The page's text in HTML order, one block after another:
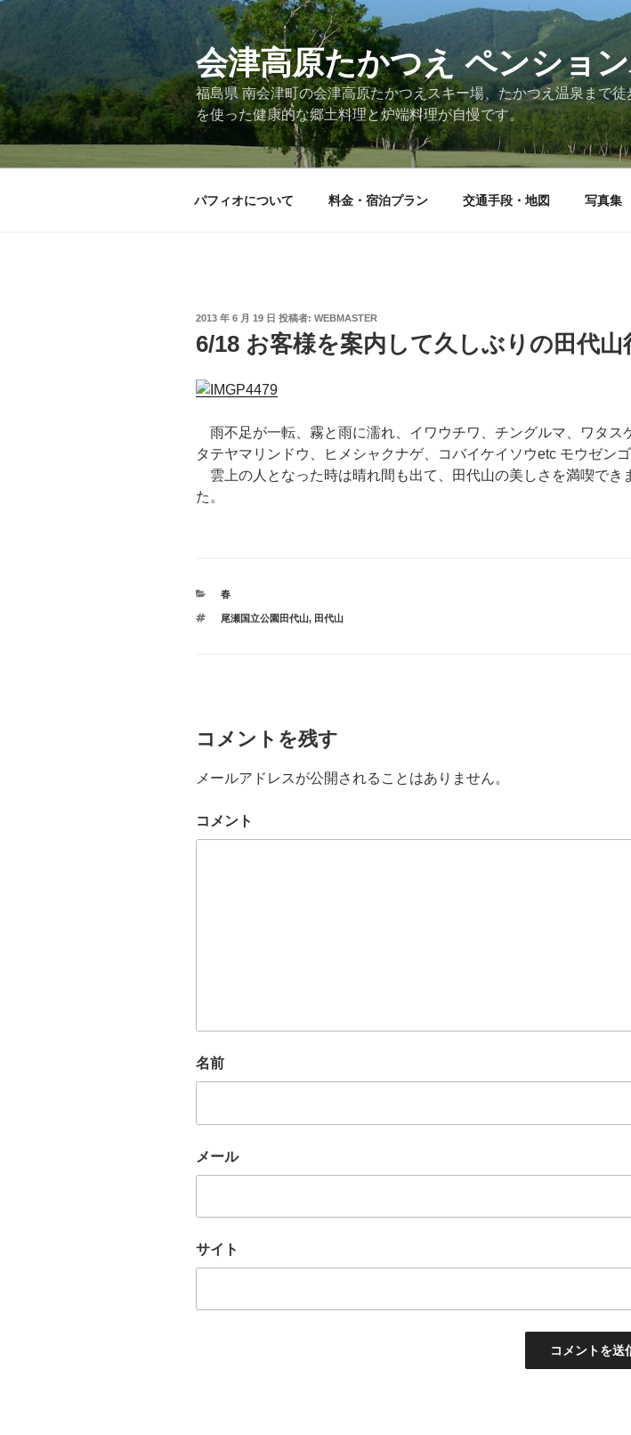
テ
ン
ツ
へ
ス
会津高原たかつえ ペンショ
福島県 南会津町の会津高原たかつえスキー場、たかつえ温泉まで
を使った健康的な郷土料理と炉端料理が自慢です。
パフィオについて 料金・宿泊プラン 交通手段・地図 写真集
投
日:
2013 年 6 月 19 日 投稿者: WEBMASTER
6/18 お客様を案内して久しぶりの田代山
雨不足が一転、霧と雨に濡れ、イワウチワ、チングルマ、ワタス
タテヤマリンドウ、ヒメシャクナゲ、コバイケイソウetc モウゼン
雲上の人となった時は晴れ間も出て、田代山の美しさを満喫でき
た。
カ
ゴ
春
タ
尾瀬国立公園田代山, 田代山
コメントを残す
メールアドレスが公開されることはありません。
コメント
名前
メール
サイト